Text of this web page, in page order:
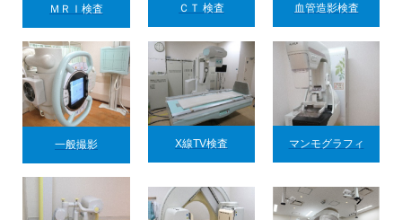
ＭＲＩ検査 ＣＴ 検査 血管造影検査
一般撮影 X線TV検査 マンモグラフィ